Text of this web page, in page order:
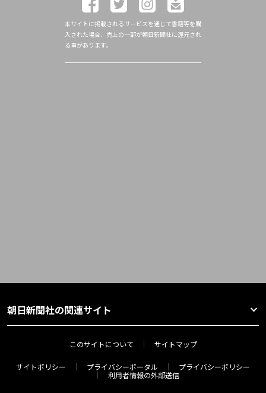
本サイトに掲載されるサービスを通じて書籍等を購
入された場合、売上の一部が朝日新聞社に還元され
る事があります。
朝日新聞社の関連サイト
このサイトについて サイトマップ
サイトポリシー プライバシーポータル
プライバシーポリシー
利用者情報の外部送信